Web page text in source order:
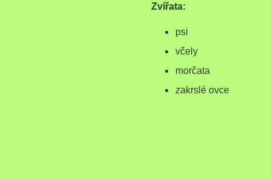
Zvířata:
psi
včely
morčata
zakrslé ovce